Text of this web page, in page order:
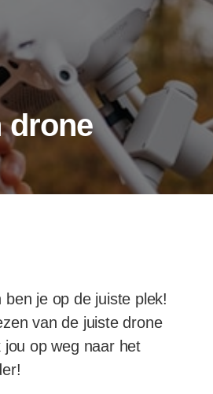
drone
je op de juiste plek!
van de juiste drone
op weg naar het